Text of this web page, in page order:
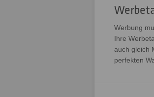
Werbung
Ihre
auch gleich
perfekten